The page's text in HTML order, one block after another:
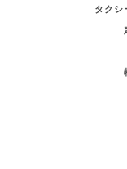
タクシ